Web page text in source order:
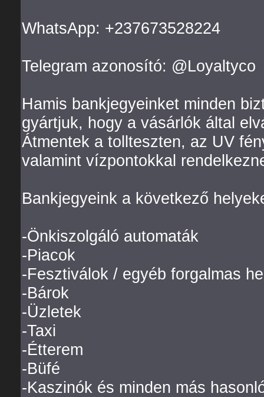
WhatsApp: +237673528224
Telegram azonosító: @Loyaltyco
Hamis bankjegyeinket minden
gyártjuk, hogy a vásárlók által
Átmentek a tollteszten, az UV
valamint vízpontokkal
Bankjegyeink a következő
-Önkiszolgáló automaták
-Piacok
-Fesztiválok / egyéb forgalmas
-Bárok
-Üzletek
-Taxi
-Étterem
-Büfé
-Kaszinók és minden más